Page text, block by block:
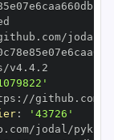
:
:
'43726'